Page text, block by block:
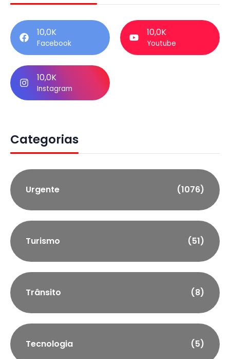
10,0K
Facebook
10,0K
Youtube
10,0K
Instagram
Categorias
Urgente (1076)
Turismo (51)
Trânsito (8)
Tecnologia (5)